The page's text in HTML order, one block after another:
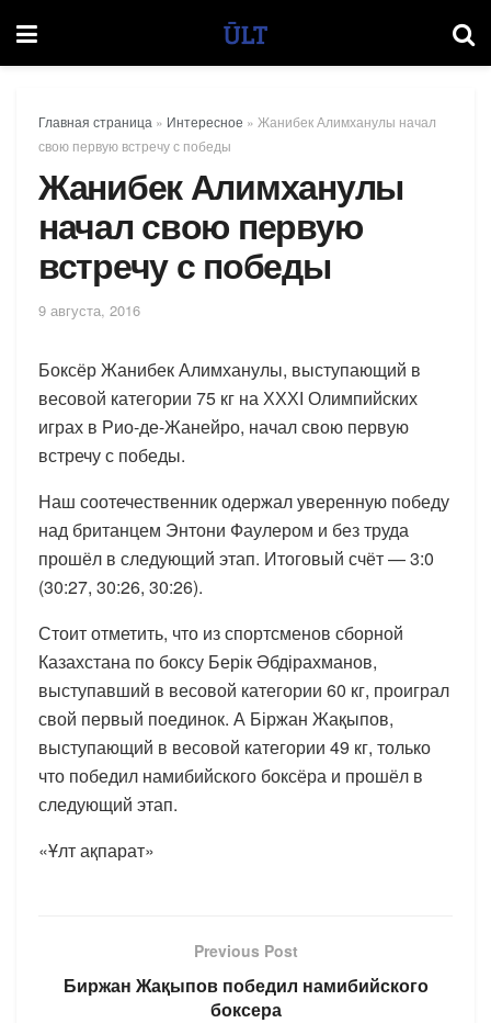
Главная страница » Интересное » Жанибек Алимханулы начал
свою первую встречу с победы
Жанибек Алимханулы
начал свою первую
встречу с победы
9 августа, 2016
Боксёр Жанибек Алимханулы, выступающий в
весовой категории 75 кг на ХХХІ Олимпийских
играх в Рио-де-Жанейро, начал свою первую
встречу с победы.
Наш соотечественник одержал уверенную победу
над британцем Энтони Фаулером и без труда
прошёл в следующий этап. Итоговый счёт — 3:0
(30:27, 30:26, 30:26).
Стоит отметить, что из спортсменов сборной
Казахстана по боксу Берік Әбдірахманов,
выступавший в весовой категории 60 кг, проиграл
свой первый поединок. А Біржан Жақыпов,
выступающий в весовой категории 49 кг, только
что победил намибийского боксёра и прошёл в
следующий этап.
«Ұлт ақпарат»
Previous Post
Биржан Жақыпов победил намибийского
боксера